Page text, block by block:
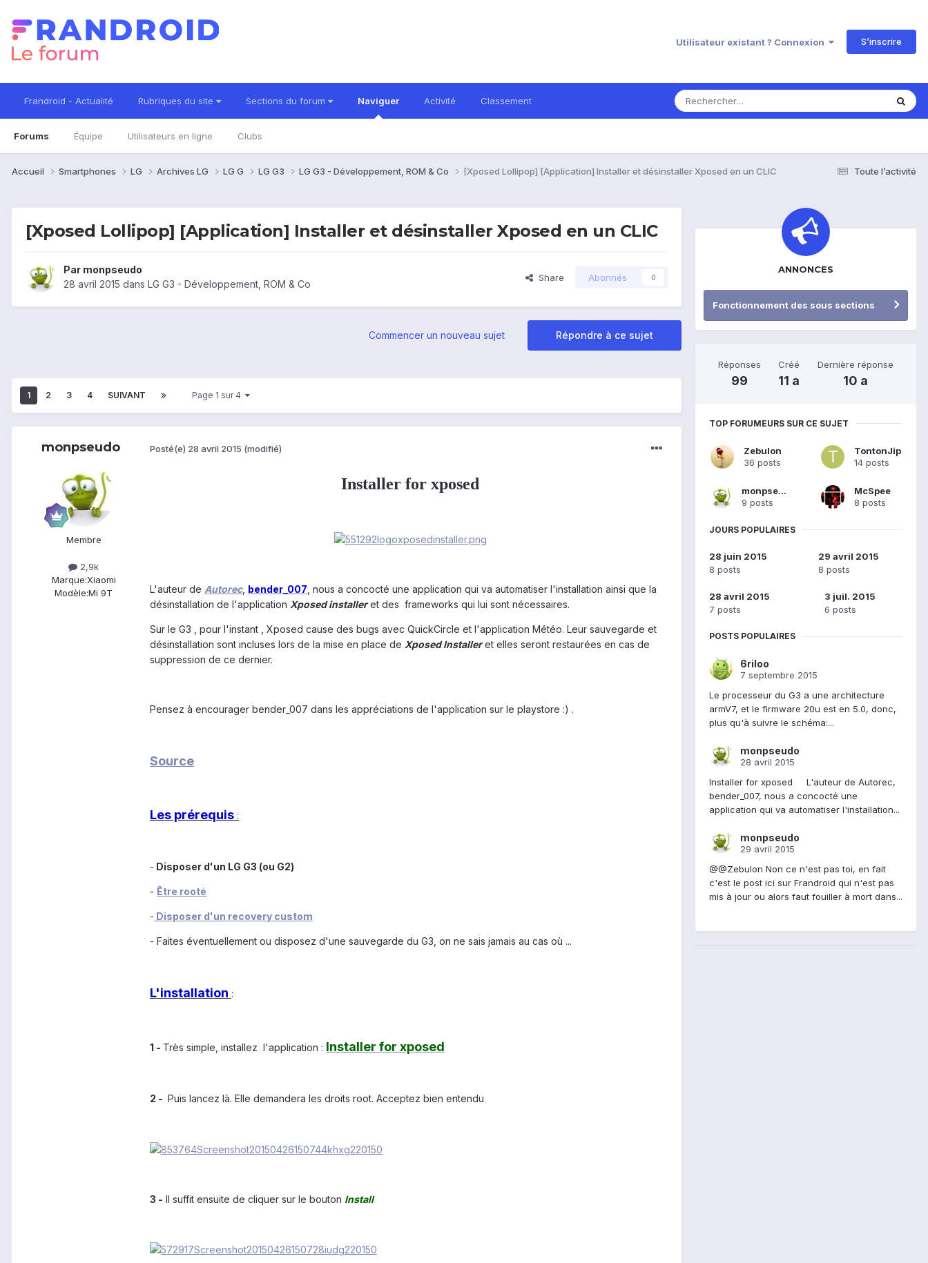
Utilisateur existant ? Connexion S’inscrire
Frandroid - Actualité Rubriques du site Sections du forum Naviguer
Forums Équipe Utilisateurs en ligne Clubs
Activité Classement
Toute l’activité
Accueil Smartphones LG Archives LG LG G LG G3 LG G3 - Développement, ROM & Co [Xposed Lollipop] [Application] Installer et désinstaller Xposed en un CLIC
[Xposed Lollipop] [Application] Installer et désinstaller Xposed en un CLIC
Par monpseudo
28 avril 2015 dans LG G3 - Développement, ROM & Co
Share Abonnés 0
Répondre à ce sujet
Commencer un nouveau sujet
1 2 3 4 SUIVANT Page 1 sur 4
monpseudo
Membre
2,9k
Marque:Xiaomi
Modèle:Mi 9T
Posté(e) 28 avril 2015 (modifié)
Installer for xposed
L'auteur de Autorec, bender_007 , nous a concocté une application qui va automatiser l'installation ainsi que la
désinstallation de l'application Xposed installeret des frameworks qui lui sont nécessaires.
Sur le G3 , pour l'instant , Xposed cause des bugs avec QuickCircle et l'application Météo. Leur sauvegarde et
désinstallation sont incluses lors de la mise en place de Xposed Installeret elles seront restaurées en cas de
suppression de ce dernier.
Pensez à encourager bender_007 dans les appréciations de l'application sur le playstore :) .
Source
Les prérequis :
- Disposer d'un LG G3 (ou G2)
- Être rooté
- Disposer d'un recovery custom
- Faites éventuellement ou disposez d'une sauvegarde du G3, on ne sais jamais au cas où ...
L'installation :
1 - Très simple, installez l'application : Installer for xposed
2 - Puis lancez là. Elle demandera les droits root. Acceptez bien entendu
3 - Il suffit ensuite de cliquer sur le bouton Install
ANNONCES
Fonctionnement des sous sections
Réponses
99
Créé
11 a
Dernière réponse
10 a
TOP FORUMEURS SUR CE SUJET
Zebulon
36 posts
TontonJip
14 posts
monpseudo
9 posts
McSpee
8 posts
JOURS POPULAIRES
28 juin 2015
8 posts
29 avril 2015
8 posts
28 avril 2015
7 posts
3 juil. 2015
6 posts
POSTS POPULAIRES
6riloo
7 septembre 2015
Le processeur du G3 a une architecture
armV7, et le firmware 20u est en 5.0, donc,
plus qu'à suivre le schéma:...
monpseudo
28 avril 2015
Installer for xposed L'auteur de Autorec,
bender_007, nous a concocté une
application qui va automatiser l'installation...
monpseudo
29 avril 2015
@@Zebulon Non ce n'est pas toi, en fait
c'est le post ici sur Frandroid qui n'est pas
mis à jour ou alors faut fouiller à mort dans...